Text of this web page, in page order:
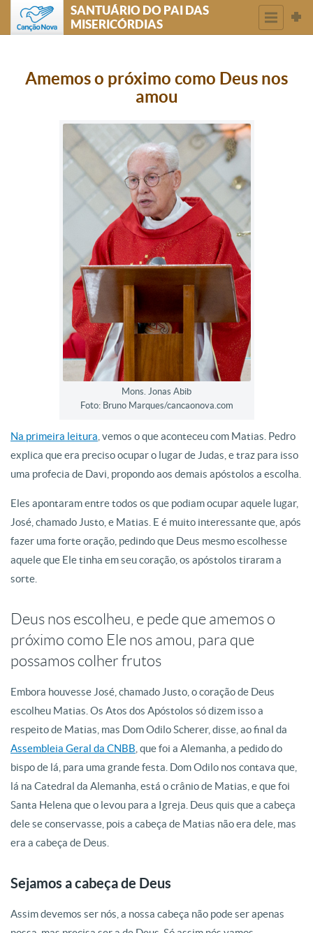
SANTUÁRIO DO PAI DAS
MISERICÓRDIAS
Amemos o próximo como Deus nos
amou
Mons. Jonas Abib
Foto: Bruno Marques/cancaonova.com
Na primeira leitura , vemos o que aconteceu com Matias. Pedro
explica que era preciso ocupar o lugar de Judas, e traz para isso
uma profecia de Davi, propondo aos demais apóstolos a escolha.
Eles apontaram entre todos os que podiam ocupar aquele lugar,
José, chamado Justo, e Matias. E é muito interessante que, após
fazer uma forte oração, pedindo que Deus mesmo escolhesse
aquele que Ele tinha em seu coração, os apóstolos tiraram a
sorte.
Deus nos escolheu, e pede que amemos o
próximo como Ele nos amou, para que
possamos colher frutos
Embora houvesse José, chamado Justo, o coração de Deus
escolheu Matias. Os Atos dos Apóstolos só dizem isso a
respeito de Matias, mas Dom Odilo Scherer, disse, ao final da
Assembleia Geral da CNBB , que foi a Alemanha, a pedido do
bispo de lá, para uma grande festa. Dom Odilo nos contava que,
lá na Catedral da Alemanha, está o crânio de Matias, e que foi
Santa Helena que o levou para a Igreja. Deus quis que a cabeça
dele se conservasse, pois a cabeça de Matias não era dele, mas
era a cabeça de Deus.
Sejamos a cabeça de Deus
Assim devemos ser nós, a nossa cabeça não pode ser apenas